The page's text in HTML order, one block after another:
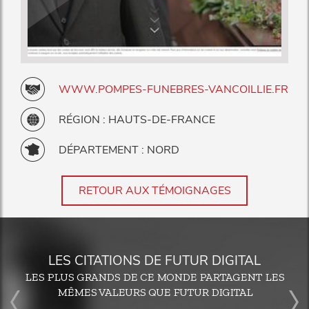
WWW.POMPES-FUNEBRES-VANCOILLIE.FR
RÉGION : HAUTS-DE-FRANCE
DÉPARTEMENT : NORD
RETOUR AUX TÉMOIGNAGES
LES CITATIONS DE FUTUR DIGITAL
LES PLUS GRANDS DE CE MONDE PARTAGENT LES
MÊMES VALEURS QUE FUTUR DIGITAL